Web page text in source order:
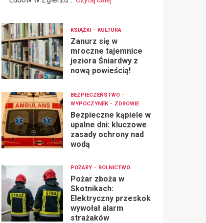
KSIĄŻKI KULTURA
Zanurz się w
mroczne tajemnice
jeziora Śniardwy z
nową powieścią!
BEZPIECZEŃSTWO
WYPOCZYNEK
ZDROWIE
Bezpieczne kąpiele w
upalne dni: kluczowe
zasady ochrony nad
wodą
POŻARY ROLNICTWO
Pożar zboża w
Skotnikach:
Elektryczny przeskok
wywołał alarm
strażaków